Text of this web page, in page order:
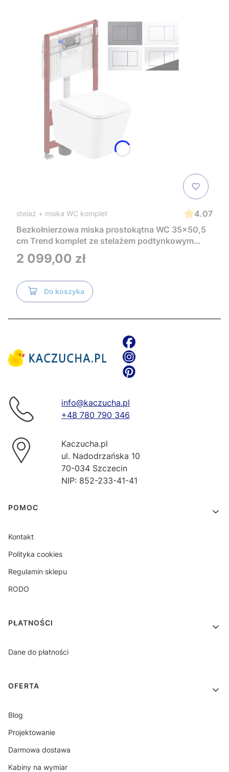
stelaż + miska WC komplet
4.07
Bezkołnierzowa miska prostokątna WC 35x50,5
cm Trend komplet ze stelażem podtynkowym
Tece i czarnym przyciskiem TeceNow
TR2216+Tece
Cena
2 099,00 zł
Do koszyka
info@kaczucha.pl
+48 780 790 346
Kaczucha.pl
ul. Nadodrzańska 10
70-034 Szczecin
NIP: 852-233-41-41
Linki w stopce
POMOC
Kontakt
Polityka cookies
Regulamin sklepu
RODO
PŁATNOŚCI
Dane do płatności
OFERTA
Blog
Projektowanie
Darmowa dostawa
Kabiny na wymiar